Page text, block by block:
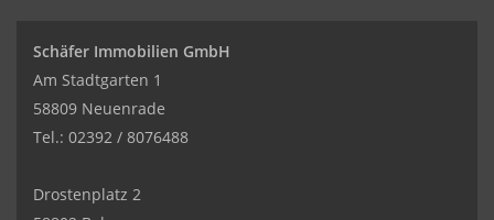
Schäfer Immobilien GmbH
Am Stadtgarten 1
58809 Neuenrade
Tel.: 02392 / 8076488
Drostenplatz 2